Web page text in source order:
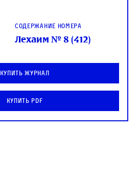
Содержание номера
Лехаим № 8 (412)
Купить журнал
Купить PDF